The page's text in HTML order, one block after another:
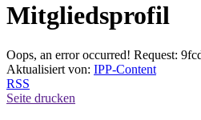
Mitgliedsprofil
Oops, an error occurred! Request:
Aktualisiert von: IPP-Content
RSS
Seite drucken